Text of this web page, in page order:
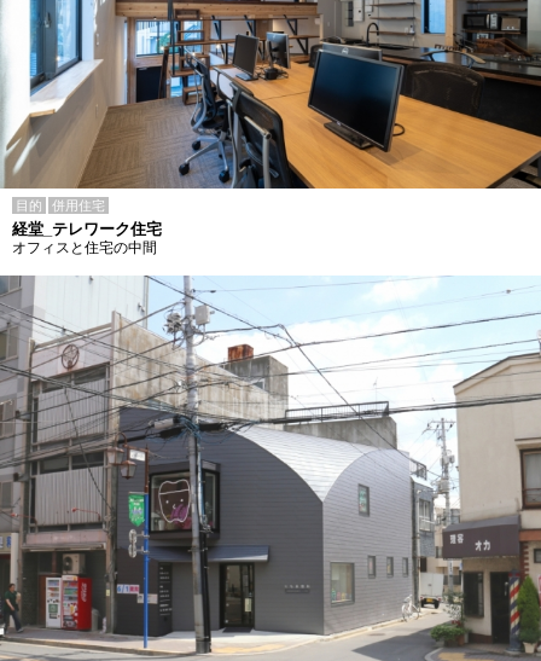
目的 併用住宅
経堂_テレワーク住宅
オフィスと住宅の中間